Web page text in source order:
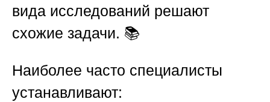
вида исследований решают
схожие задачи. 📚
Наиболее часто специалисты
устанавливают: